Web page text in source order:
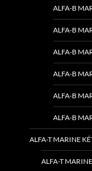
ALFA-B
ALFA-B
ALFA-B
ALFA-B
ALFA-B
ALFA-B
ALFA-T MARINE
ALFA-T